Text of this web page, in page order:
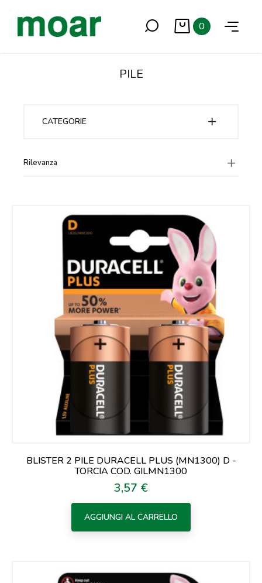
0
PILE
CATEGORIE
Rilevanza
BLISTER 2 PILE DURACELL PLUS (MN1300) D -
TORCIA COD. GILMN1300
Prezzo
3,57 €
AGGIUNGI AL CARRELLO